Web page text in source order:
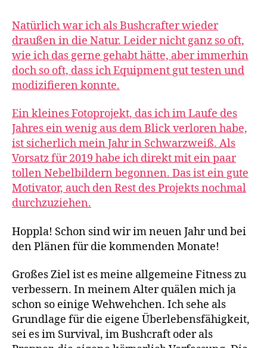
Natürlich war ich als Bushcrafter wieder
draußen in die Natur. Leider nicht ganz so oft,
wie ich das gerne gehabt hätte, aber immerhin
doch so oft, dass ich Equipment gut testen und
modizifieren konnte.
Ein kleines Fotoprojekt, das ich im Laufe des
Jahres ein wenig aus dem Blick verloren habe,
ist sicherlich mein Jahr in Schwarzweiß. Als
Vorsatz für 2019 habe ich direkt mit ein paar
tollen Nebelbildern begonnen. Das ist ein gute
Motivator, auch den Rest des Projekts nochmal
durchzuziehen.
Hoppla! Schon sind wir im neuen Jahr und bei
den Plänen für die kommenden Monate!
Großes Ziel ist es meine allgemeine Fitness zu
verbessern. In meinem Alter quälen mich ja
schon so einige Wehwehchen. Ich sehe als
Grundlage für die eigene Überlebensfähigkeit,
sei es im Survival, im Bushcraft oder als